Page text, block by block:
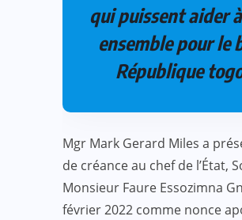
qui puissent aider
ensemble pour le
République
Mgr Mark Gerard Miles a
de créance au chef de l’État,
Monsieur Faure Essozimna
février 2022 comme nonce